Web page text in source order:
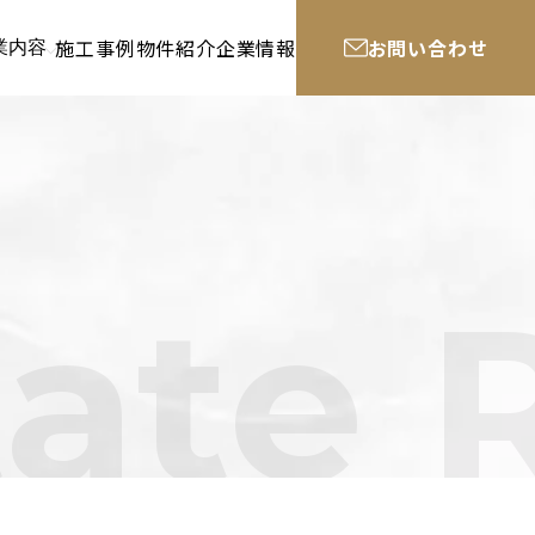
内容 施工事例物件紹介企業情報 お問い合わせ